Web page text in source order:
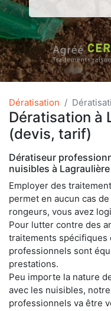
Dératisation
Dératisation à
(devis, tarif)
Dératiseur
nuisibles à Lagraulière
Employer des
permet en aucun cas
rongeurs, vous avez
Pour lutter contre des
traitements spécifiques
professionnels sont
prestations.
Peu importe la nature
avec les nuisibles,
professionnels va être